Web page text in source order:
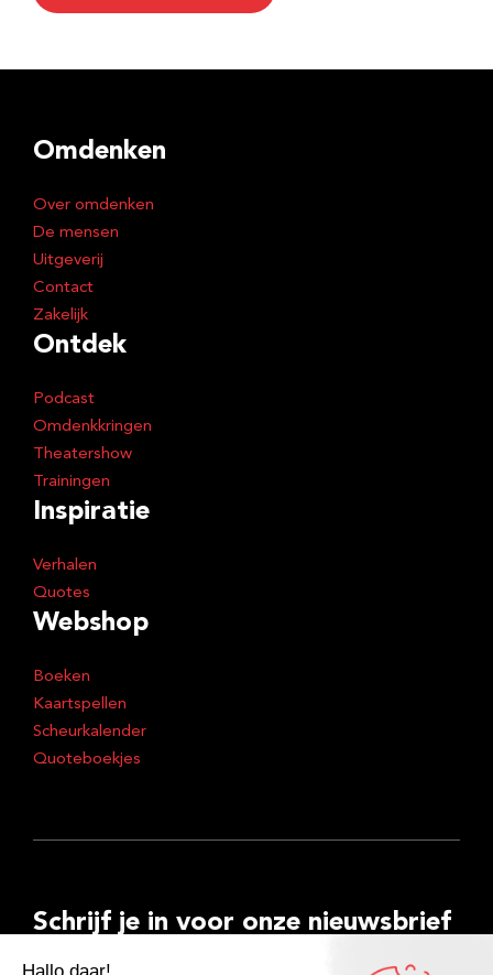
Omdenken
Over omdenken
De mensen
Uitgeverij
Contact
Zakelijk
Ontdek
Podcast
Omdenkkringen
Theatershow
Trainingen
Inspiratie
Verhalen
Quotes
Webshop
Boeken
Kaartspellen
Scheurkalender
Quoteboekjes
Schrijf je in voor onze nieuwsbrief